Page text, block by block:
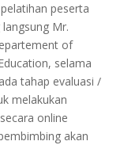
peserta
Mr.
of
selama
tahap evaluasi /
melakukan
online
akan